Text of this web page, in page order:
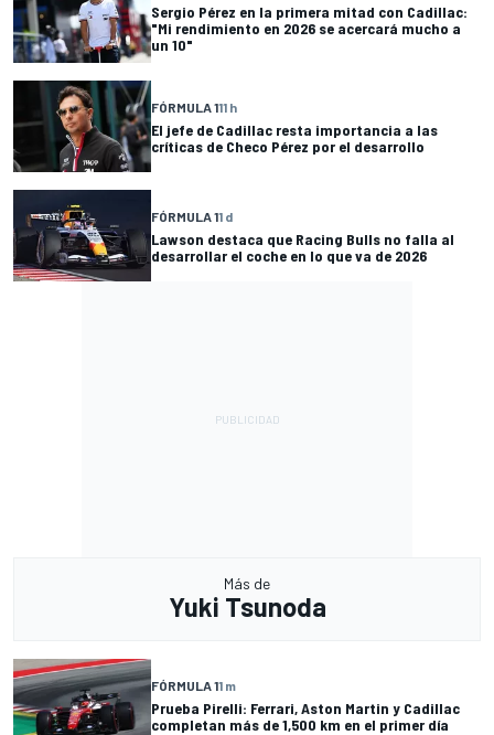
Sergio Pérez en la primera mitad con Cadillac:
"Mi rendimiento en 2026 se acercará mucho a
un 10"
FÓRMULA 111 h
El jefe de Cadillac resta importancia a las
críticas de Checo Pérez por el desarrollo
FÓRMULA 11 d
Lawson destaca que Racing Bulls no falla al
desarrollar el coche en lo que va de 2026
Más de
Yuki Tsunoda
FÓRMULA 11 m
Prueba Pirelli: Ferrari, Aston Martin y Cadillac
completan más de 1,500 km en el primer día